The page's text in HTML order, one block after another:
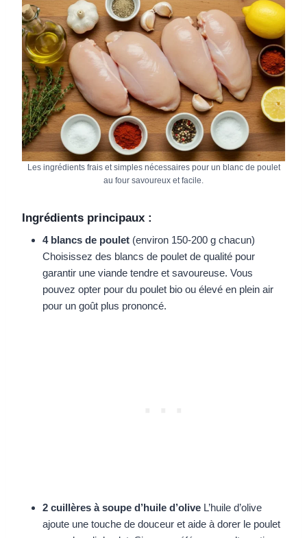
Les ingrédients frais et simples nécessaires pour un blanc de poulet
au four savoureux et facile.
Ingrédients principaux :
4 blancs de poulet (environ 150-200 g chacun)
Choisissez des blancs de poulet de qualité pour
garantir une viande tendre et savoureuse. Vous
pouvez opter pour du poulet bio ou élevé en plein air
pour un goût plus prononcé.
2 cuillères à soupe d’huile d’olive L’huile d’olive
ajoute une touche de douceur et aide à dorer le poulet